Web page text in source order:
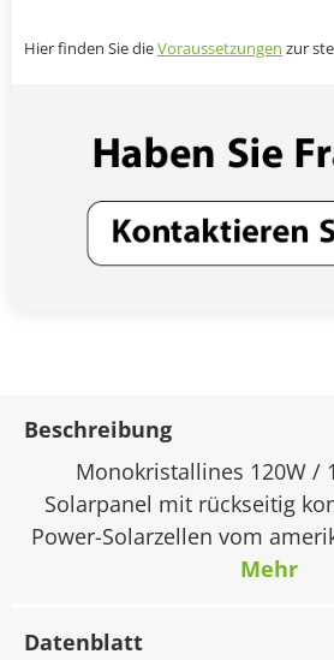
Hier finden Sie dieVoraussetzungen zur
Beschreibung
Monokristallines 120W /
Solarpanel mit rückseitig
Power-Solarzellen vom
Mehr
Datenblatt